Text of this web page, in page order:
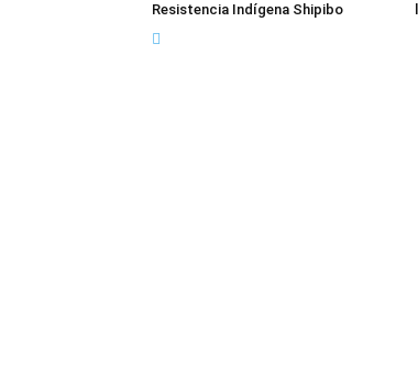
Resistencia Indígena Shipibo